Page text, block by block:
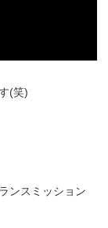
(笑)
ンスミッション